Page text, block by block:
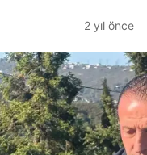
2 yıl önce